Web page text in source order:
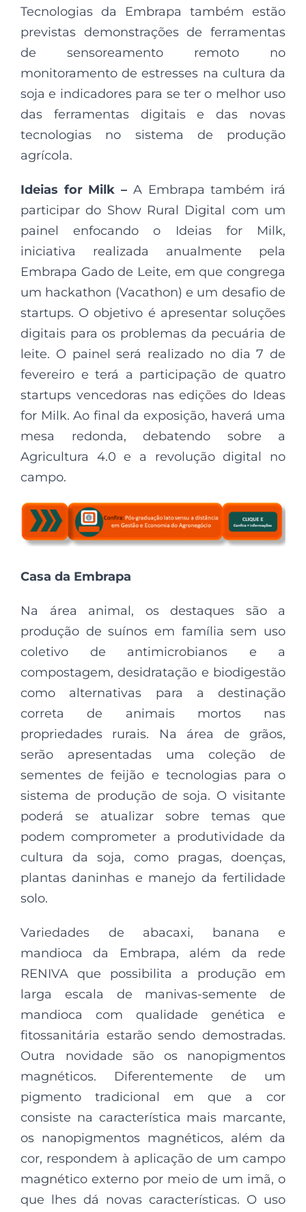
Tecnologias da Embrapa também estão
previstas demonstrações de ferramentas
de sensoreamento remoto no
monitoramento de estresses na cultura da
soja e indicadores para se ter o melhor uso
das ferramentas digitais e das novas
tecnologias no sistema de produção
agrícola.
Ideias for Milk – A Embrapa também irá
participar do Show Rural Digital com um
painel enfocando o Ideias for Milk,
iniciativa realizada anualmente pela
Embrapa Gado de Leite, em que congrega
um hackathon (Vacathon) e um desafio de
startups. O objetivo é apresentar soluções
digitais para os problemas da pecuária de
leite. O painel será realizado no dia 7 de
fevereiro e terá a participação de quatro
startups vencedoras nas edições do Ideas
for Milk. Ao final da exposição, haverá uma
mesa redonda, debatendo sobre a
Agricultura 4.0 e a revolução digital no
campo.
Casa da Embrapa
Na área animal, os destaques são a
produção de suínos em família sem uso
coletivo de antimicrobianos e a
compostagem, desidratação e biodigestão
como alternativas para a destinação
correta de animais mortos nas
propriedades rurais. Na área de grãos,
serão apresentadas uma coleção de
sementes de feijão e tecnologias para o
sistema de produção de soja. O visitante
poderá se atualizar sobre temas que
podem comprometer a produtividade da
cultura da soja, como pragas, doenças,
plantas daninhas e manejo da fertilidade
solo.
Variedades de abacaxi, banana e
mandioca da Embrapa, além da rede
RENIVA que possibilita a produção em
larga escala de manivas-semente de
mandioca com qualidade genética e
fitossanitária estarão sendo demostradas.
Outra novidade são os nanopigmentos
magnéticos. Diferentemente de um
pigmento tradicional em que a cor
consiste na característica mais marcante,
os nanopigmentos magnéticos, além da
cor, respondem à aplicação de um campo
magnético externo por meio de um imã, o
que lhes dá novas características. O uso